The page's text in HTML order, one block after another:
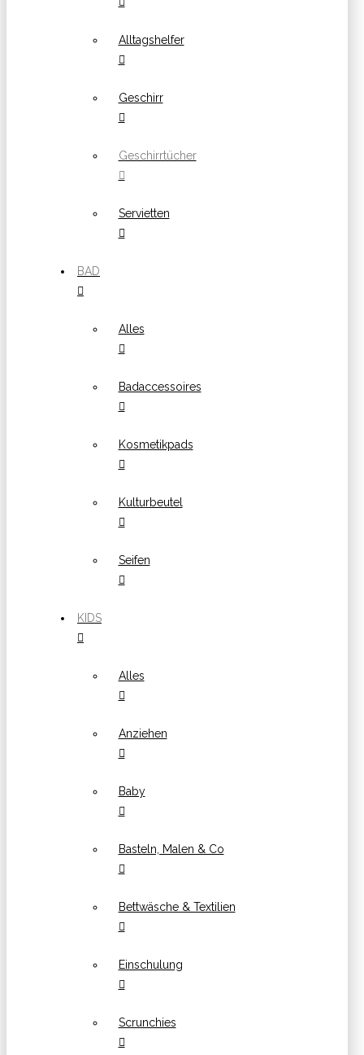
Alltagshelfer
Geschirr
Geschirrtücher
Servietten
BAD
Alles
Badaccessoires
Kosmetikpads
Kulturbeutel
Seifen
KIDS
Alles
Anziehen
Baby
Basteln, Malen & Co
Bettwäsche & Textilien
Einschulung
Scrunchies